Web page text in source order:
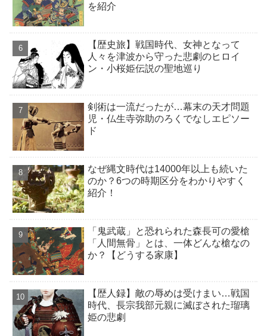
を紹介
【歴史旅】戦国時代、女神となって
人々を津波から守った悲劇のヒロイ
ン・小桜姫伝説の聖地巡り
剣術は一流だったが…幕末の天才問題
児・仏生寺弥助のろくでなしエピソー
ド
なぜ縄文時代は14000年以上も続いた
のか？6つの時期区分をわかりやすく
紹介！
「鬼武蔵」と恐れられた森長可の愛槍
「人間無骨」とは、一体どんな槍なの
か？【どうする家康】
【歴人録】敵の辱めは受けまい…戦国
時代、長宗我部元親に滅ぼされた瑠璃
姫の悲劇